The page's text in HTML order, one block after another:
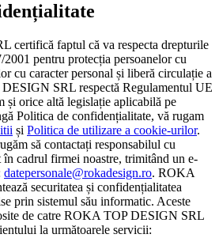
certifică faptul că va respecta drepturile
pentru protecția persoanelor cu
cu caracter personal și liberă circulație a
SRL respectă Regulamentul UE
și orice altă legislație aplicabilă pe
Politica de confidențialitate, vă rugam
și Politica de utilizare a cookie-urilor.
să contactați responsabilul cu
în cadrul firmei noastre, trimitând un e-
datepersonale@rokadesign.ro. ROKA
securitatea și confidențialitatea
prin sistemul său informatic. Aceste
de catre ROKA TOP DESIGN SRL
la următoarele servicii: